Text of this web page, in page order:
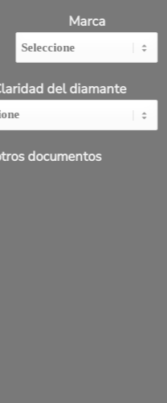
Marca
del diamante
documentos